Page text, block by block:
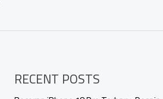
RECENT POSTS